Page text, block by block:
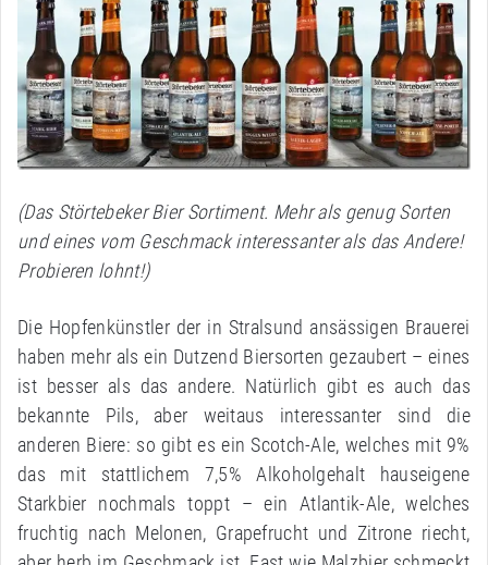
(Das Störtebeker Bier Sortiment. Mehr als genug Sorten
und eines vom Geschmack interessanter als das Andere!
Probieren lohnt!)
Die Hopfenkünstler der in Stralsund ansässigen Brauerei
haben mehr als ein Dutzend Biersorten gezaubert – eines
ist besser als das andere. Natürlich gibt es auch das
bekannte Pils, aber weitaus interessanter sind die
anderen Biere: so gibt es ein Scotch-Ale, welches mit 9%
das mit stattlichem 7,5% Alkoholgehalt hauseigene
Starkbier nochmals toppt – ein Atlantik-Ale, welches
fruchtig nach Melonen, Grapefrucht und Zitrone riecht,